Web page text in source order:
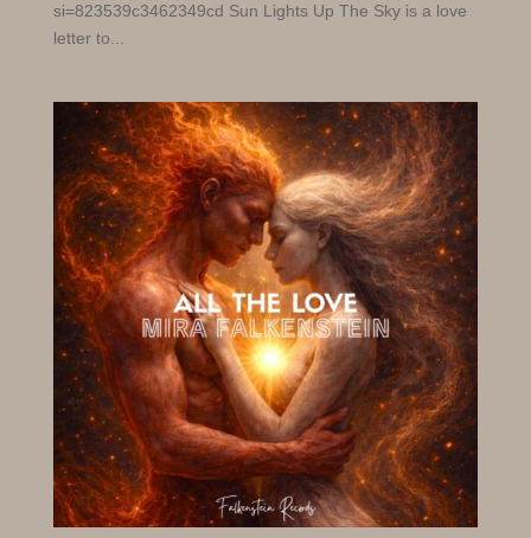
si=823539c3462349cd Sun Lights Up The Sky is a love
letter to...